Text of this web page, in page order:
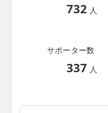
732 人
サポーター数
337 人